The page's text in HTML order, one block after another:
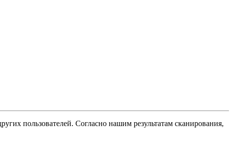
пользователей. Согласно нашим результатам сканирования,